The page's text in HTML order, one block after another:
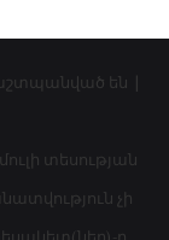
են |
տեսության
չի
ը